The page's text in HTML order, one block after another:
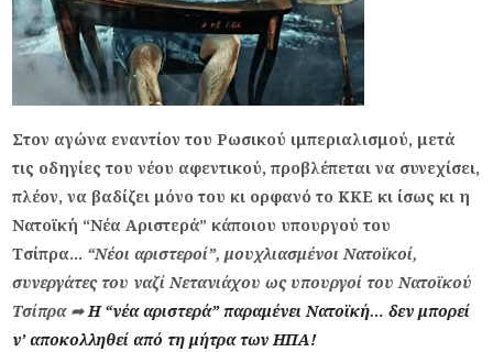
Στον αγώνα εναντίον του Ρωσικού ιμπεριαλισμού, μετά
τις οδηγίες του νέου αφεντικού, προβλέπεται να συνεχίσει,
πλέον, να βαδίζει μόνο του κι ορφανό το ΚΚΕ κι ίσως κι η
Νατοϊκή “Νέα Αριστερά” κάποιου υπουργού του
Τσίπρα… “Νέοι αριστεροί”, μουχλιασμένοι Νατοϊκοί,
συνεργάτες του ναζί Νετανιάχου ως υπουργοί του Νατοϊκού
Τσίπρα ➦ Η “νέα αριστερά” παραμένει Νατοϊκή… δεν μπορεί
ν’ αποκολληθεί από τη μήτρα των ΗΠΑ!